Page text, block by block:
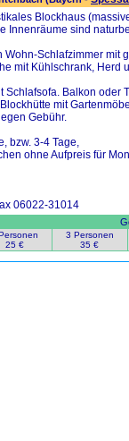
Blockhaus
Innenräume sind
Wohn-Schlafzimmer mit
mit Kühlschrank, Herd
Schlafsofa. Balkon oder
mit
Gebühr.
bzw. 3-4 Tage,
ohne Aufpreis für
06022-31014
25 €
3 Personen
35 €